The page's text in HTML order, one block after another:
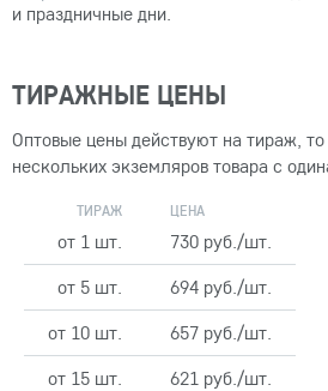
и праздничные дни.
ТИРАЖНЫЕ ЦЕНЫ
Оптовые цены действуют на тираж, то
нескольких экземляров товара с
ТИРАЖ ЦЕНА
от 1 шт.
730 руб./шт.
от 5 шт.
694 руб./шт.
от 10 шт.
657 руб./шт.
от 15 шт.
621 руб./шт.